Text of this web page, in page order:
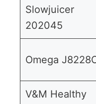
Slowjuicer
202045
Omega
V&M Healthy